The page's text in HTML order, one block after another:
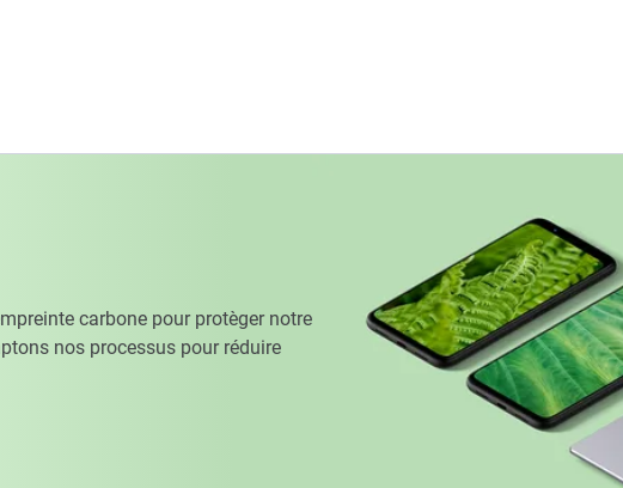
carbone pour protèger notre
nos processus pour réduire